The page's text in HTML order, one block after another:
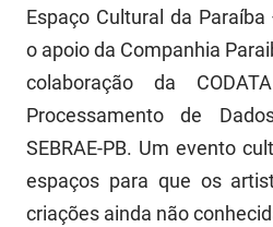
Espaço Cultural da
o apoio da Companhia
colaboração da
Processamento de
SEBRAE-PB. Um evento
espaços para que os
criações ainda não